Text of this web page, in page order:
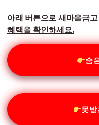
아래 버튼으로 새마을금
혜택을 확인하세요.
숨
못